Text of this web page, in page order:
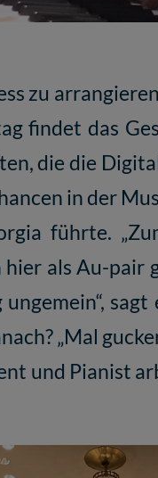
zu
findet das
die die
in der
führte.
als Au-pair
sagt
„Mal
und Pianist